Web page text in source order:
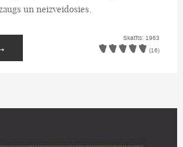
un neizveidosies.
Skatīts: 1963
(16)